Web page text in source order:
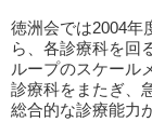
徳洲会では2004年
ら、各診療科を回
ループのスケール
診療科をまたぎ、
総合的な診療能力